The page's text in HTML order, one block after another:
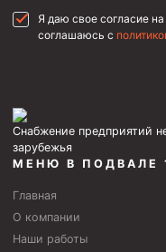
Я даю свое согласие
соглашаюсь с
Снабжение предприятий
зарубежья
МЕНЮ В ПОДВАЛЕ
Главная
О компании
Наши работы